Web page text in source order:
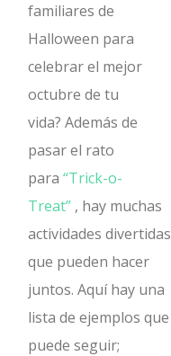
familiares de
Halloween para
celebrar el mejor
octubre de tu
vida? Además de
pasar el rato
para“Trick-o-
Treat” , hay muchas
actividades divertidas
que pueden hacer
juntos. Aquí hay una
lista de ejemplos que
puede seguir;